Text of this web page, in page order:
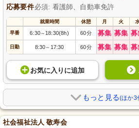
応募要件必須: 看護師、自動車免許
就業時間 休憩 月 火
早番 6:30～18:30(8h) 60分 募集 募集 募
日勤 8:30～ 17:30 60分 募集 募集 募
お気に入り に追加
もっと見る(ほか3
社会福祉法人 敬寿会